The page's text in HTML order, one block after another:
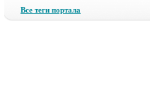
Все теги портала